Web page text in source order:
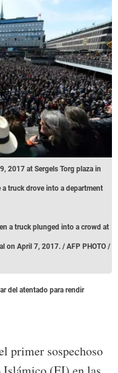
2017 at Sergels Torg plaza in
truck drove into a department
a truck plunged into a crowd at
on April 7, 2017. / AFP PHOTO /
del atentado para rendir
primer sospechoso